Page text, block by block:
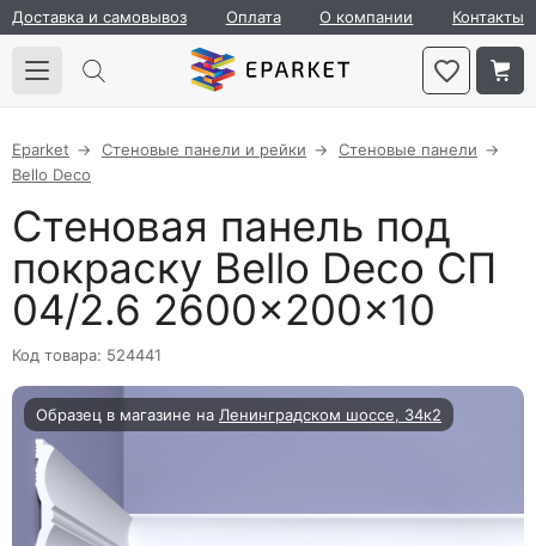
Доставка и самовывоз Оплата О компании Контакты
Eparket Стеновые панели и рейки
Стеновые панели
Bello Deco
Стеновая панель под
покраску Bello Deco СП
04/2.6 2600×200×10
Код товара: 524441
Образец в магазине на Ленинградском шоссе, 34к2